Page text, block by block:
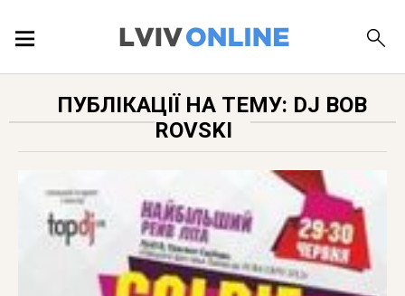
ПУБЛІКАЦІЇ
ПУБЛІКАЦІЇ НА ТЕМУ: DJ BOB
ROVSKI